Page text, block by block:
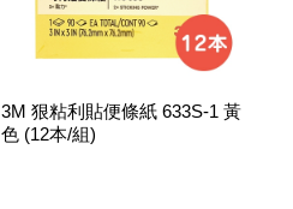
3M 狠粘利貼便條紙 633S-1 黃
色 (12本/組)